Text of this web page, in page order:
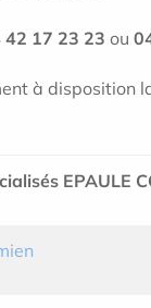
42 17 23 23 ou
à disposition
EPAULE